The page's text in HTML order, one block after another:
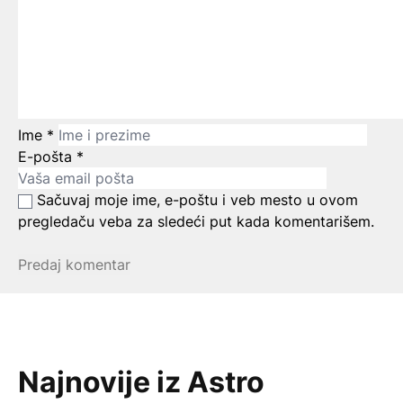
Ime *
E-pošta *
Sačuvaj moje ime, e-poštu i veb mesto u ovom
pregledaču veba za sledeći put kada komentarišem.
Najnovije iz Astro